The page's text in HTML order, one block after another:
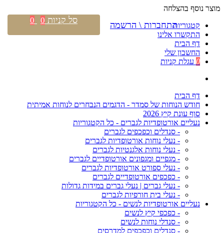
מוצר נוסף בהצלחה
קטגוריות
התקשרו אלינו
דף הבית
החשבון שלי
0 עגלת קניות
דף הבית
חודש הנוחות של סמדר - הדגמים הנבחרים לנוחות אמיתית
סוף עונת קיץ 2026
נעליים אורטופדיות לגברים - כל הקטגוריות
- סנדלים וכפכפים לגברים
- נעלי נוחות אורטופדיות לגברים
- נעלי נוחות אלגנטיות לגברים
- מגפיים ומגפונים אורטופדיים לגברים
- נעלי ספורט אורטופדיות לגברים
- כפכפים אורטופדיים לגברים
- נעלי גברים | נעלי גברים במידות גדולות
- נעלי בית חורפיות לגברים
נעליים אורטופדיות לנשים - כל הקטגוריות
- כפכפי קיץ לנשים
- סנדלי נוחות לנשים
- סנדלים וכפכפים למדרסים
התחברות \ הרשמה סל קניות 0
0